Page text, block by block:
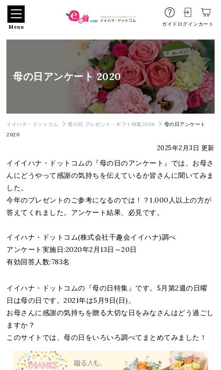
Menu ガイド ログイン カート
母の日アンケート 2020
イイハナ・ドットコム 母の日 プレゼント・ギフト特集2026
母の日アンケート
2020
2025年2月3日 更新
イイイハナ・ドットコムの『母の日のアンケート』では、お母さ
んにどうやって感謝の気持ちを伝えているか皆さんに聞いてみま
した。
今年のプレゼントのご参考になるのでは！？1,000人以上の方が
答えてくれました。アンケート結果、必見です。
イイハナ・ドットコム(株式会社千趣会イイハナ)調べ
アンケート実施日:2020年2月13日～20日
有効回答人数:783名
イイハナ・ドットコムの『母の日特集』です。5月第2週の日曜
日は母の日です。2021年は5月9日(日)。
お母さんに感謝の気持ちを贈る大切な日をみなさんはどう過ごし
ますか？
このサイトでは、母の日をいろいろ調べてまとめてみました！